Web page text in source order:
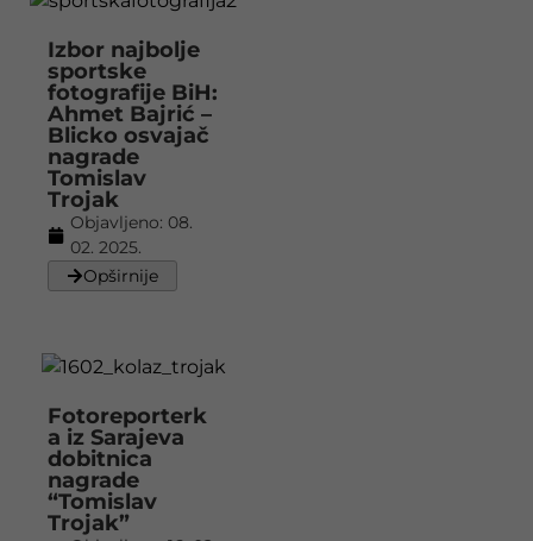
Izbor najbolje
sportske
fotografije BiH:
Ahmet Bajrić –
Blicko osvajač
nagrade
Tomislav
Trojak
Objavljeno: 08.
02. 2025.
Opširnije
Fotoreporterk
a iz Sarajeva
dobitnica
nagrade
“Tomislav
Trojak”